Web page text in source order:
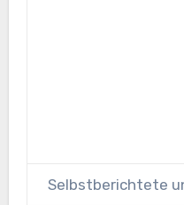
Selbstberichtete